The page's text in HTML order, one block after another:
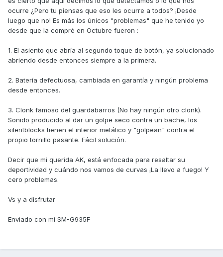
ocurre ¿Pero tu piensas que eso les ocurre a todos? ¡Desde
luego que no! Es más los únicos "problemas" que he tenido yo
desde que la compré en Octubre fueron :
1. El asiento que abría al segundo toque de botón, ya solucionado
abriendo desde entonces siempre a la primera.
2. Batería defectuosa, cambiada en garantía y ningún problema
desde entonces.
3. Clonk famoso del guardabarros (No hay ningún otro clonk).
Sonido producido al dar un golpe seco contra un bache, los
silentblocks tienen el interior metálico y "golpean" contra el
propio tornillo pasante. Fácil solución.
Decir que mi querida AK, está enfocada para resaltar su
deportividad y cuándo nos vamos de curvas ¡La llevo a fuego! Y
cero problemas.
Vs y a disfrutar
Enviado con mi SM-G935F